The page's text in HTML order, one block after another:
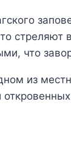
стреляют
что
из